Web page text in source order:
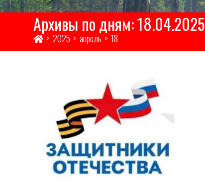
Архивы по дням: 18.04.2025
> 2025 > апрель > 18